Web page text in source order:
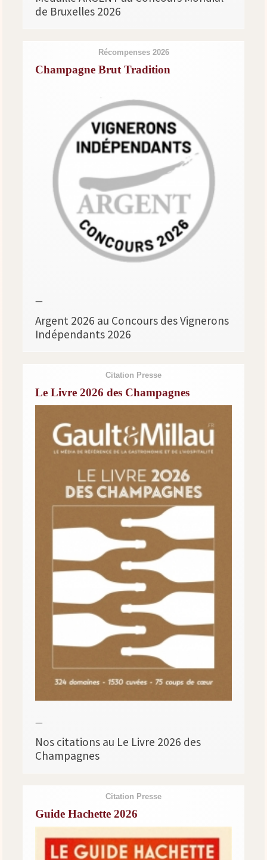
de Bruxelles 2026
Récompenses 2026
Champagne Brut Tradition
—
Argent 2026 au Concours des Vignerons
Indépendants 2026
Citation Presse
Le Livre 2026 des Champagnes
—
Nos citations au Le Livre 2026 des
Champagnes
Citation Presse
Guide Hachette 2026